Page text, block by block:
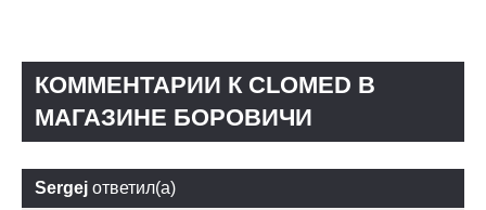
КОММЕНТАРИИ К CLOMED В
МАГАЗИНЕ БОРОВИЧИ
Sergej ответил(а)